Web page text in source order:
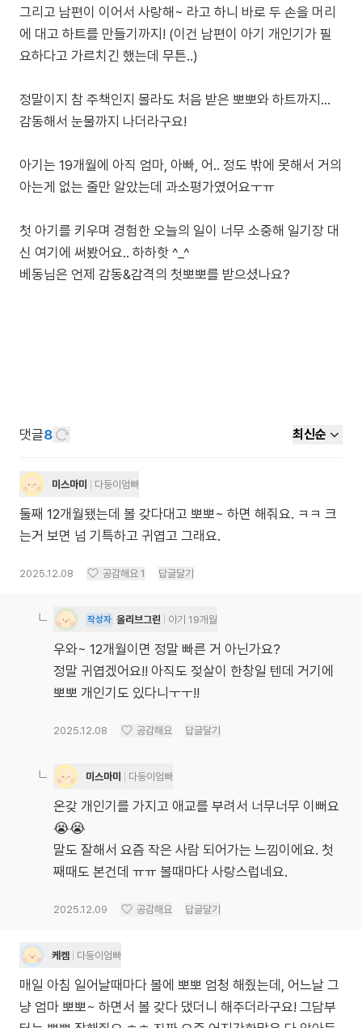
그리고 남편이 이어서 사랑해~ 라고 하니 바로 두 손을 머리
에 대고 하트를 만들기까지! (이건 남편이 아기 개인기가 필
요하다고 가르치긴 했는데 무튼..)
정말이지 참 주책인지 몰라도 처음 받은 뽀뽀와 하트까지…
감동해서 눈물까지 나더라구요!
아기는 19개월에 아직 엄마, 아빠, 어.. 정도 밖에 못해서 거의
아는게 없는 줄만 알았는데 과소평가였어요ㅜㅠ
첫 아기를 키우며 경험한 오늘의 일이 너무 소중해 일기장 대
신 여기에 써봤어요.. 하하핫 ^_^
댓글8 최신순
미스마미 다둥이엄빠
둘째 12개월됐는데 볼 갖다대고 뽀뽀~ 하면 해줘요. ㅋㅋ 크
는거 보면 넘 기특하고 귀엽고 그래요.
2025.12.08 공감해요 1 답글달기
작성자 올리브그린 아기 19개월
우와~ 12개월이면 정말 빠른 거 아닌가요?
정말 귀엽겠어요!! 아직도 젖살이 한창일 텐데 거기에
뽀뽀 개인기도 있다니ㅜㅜ!!
2025.12.08 공감해요 답글달기
미스마미 다둥이엄빠
온갖 개인기를 가지고 애교를 부려서 너무너무 이뻐요
😭😭
말도 잘해서 요즘 작은 사람 되어가는 느낌이에요. 첫
째때도 본건데 ㅠㅠ 볼때마다 사랑스럽네요.
2025.12.09 공감해요 답글달기
케켐 다둥이엄빠
매일 아침 일어날때마다 볼에 뽀뽀 엄청 해줬는데, 어느날 그
냥 엄마 뽀뽀~ 하면서 볼 갖다 댔더니 해주더라구요! 그담부